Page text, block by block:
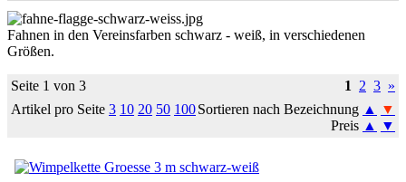
Fahnen in den Vereinsfarben schwarz - weiß, in verschiedenen
Größen.
Seite 1 von 3 1 2 3 »
Artikel pro Seite 3 10 20 50 100Sortieren nach Bezeichnung ▲
▼
Preis ▲ ▼